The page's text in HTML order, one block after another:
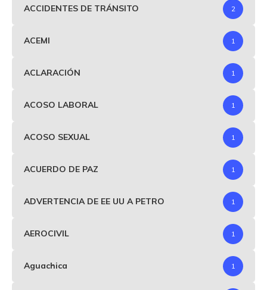
ACCIDENTES DE TRÁNSITO 2
ACEMI 1
ACLARACIÓN 1
ACOSO LABORAL 1
ACOSO SEXUAL 1
ACUERDO DE PAZ 1
ADVERTENCIA DE EE UU A PETRO 1
AEROCIVIL 1
Aguachica 1